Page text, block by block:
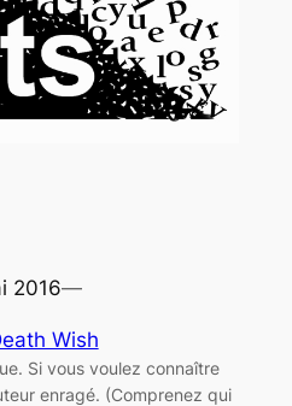
2016—
Wish
Si vous voulez connaître
enragé. (Comprenez qui